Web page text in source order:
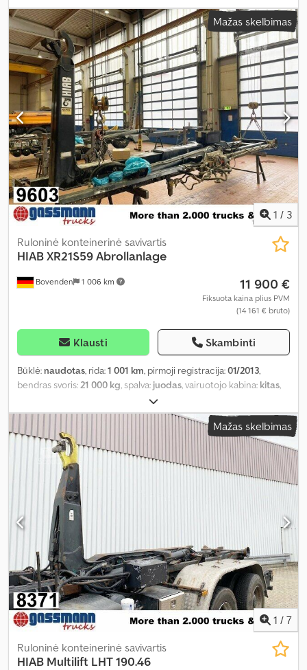
Mažas skelbimas
1 / 3
Bovenden 1 006 km
Ruloninė konteinerinė savivartis
HIABXR21S59 Abrollanlage
11 900 €
Fiksuota kaina plius PVM
(14 161 € bruto)
Klausti Skambinti
Būklė: naudotas, rida:1 001 km, pirmoji registracija:01/2013,
bendras svoris:21 000 kg, spalva: juodas, vairuotojo kabina: kitas,
, Gamybos metai:
Mažas skelbimas
1 / 7
Ruloninė konteinerinė savivartis
HIAB Multilift LHT 190.46